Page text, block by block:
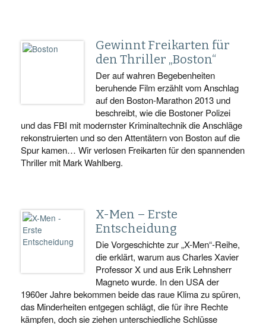
Gewinnt Freikarten für
den Thriller „Boston“
Der auf wahren Begebenheiten
beruhende Film erzählt vom Anschlag
auf den Boston-Marathon 2013 und
beschreibt, wie die Bostoner Polizei
und das FBI mit modernster Kriminaltechnik die Anschläge
rekonstruierten und so den Attentätern von Boston auf die
Spur kamen… Wir verlosen Freikarten für den spannenden
Thriller mit Mark Wahlberg.
X-Men – Erste
Entscheidung
Die Vorgeschichte zur „X-Men“-Reihe,
die erklärt, warum aus Charles Xavier
Professor X und aus Erik Lehnsherr
Magneto wurde. In den USA der
1960er Jahre bekommen beide das raue Klima zu spüren,
das Minderheiten entgegen schlägt, die für ihre Rechte
kämpfen, doch sie ziehen unterschiedliche Schlüsse